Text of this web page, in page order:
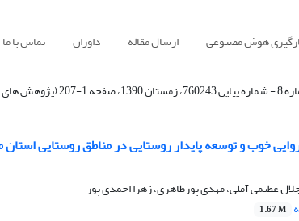
هوش مصنوعی ارسال مقاله داوران تماس با ما
خوب و توسعه پایدار روستایی در مناطق روستایی استان
عظیمی آملی، مهدی پورطاهری، زهرا احمدی پور
1.67 M